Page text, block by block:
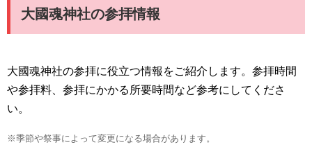
大國魂神社の参拝情報
大國魂神社の参拝に役立つ情報をご紹介します。参拝時間
や参拝料、参拝にかかる所要時間など参考にしてくださ
い。
※季節や祭事によって変更になる場合があります。